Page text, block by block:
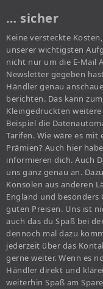
… sicher
Keine versteckte
unserer wichtigsten
nicht nur um die E-Mail
Newsletter gegeben
Händler genau
berichten. Das kann
Kleingedruckten
Beispiel die
Tarifen. Wie wäre es
Prämien? Auch hier
informieren dich. Auch
uns ganz genau an.
Konsolen aus anderen
England und besonders
guten Preisen. Uns ist
auch das du Spaß bei
dennoch mal dazu
jederzeit über das
gerne weiter. Wenn es
Händler direkt und
weiterhin Spaß am